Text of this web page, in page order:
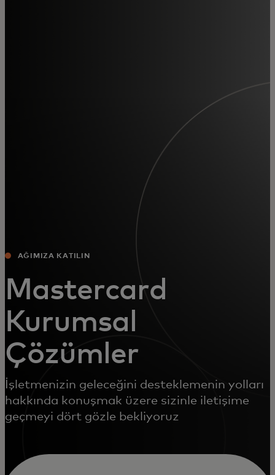
Novosti i trendovi
AĞIMIZA KATILIN
Mastercard
Kurumsal
Çözümler
İşletmenizin geleceğini desteklemenin yolları
hakkında konuşmak üzere sizinle iletişime
geçmeyi dört gözle bekliyoruz